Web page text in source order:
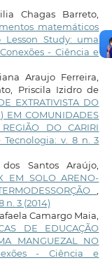
Chagas Barreto,
matemáticos
Study: uma
Conexões - Ciência e
Araujo Ferreira,
Priscila Izidro de
EXTRATIVISTA DO
EM COMUNIDADES
DO CARIRI
Tecnologia: v. 8 n. 3
Santos Araújo,
EM SOLO ARENO-
,
n. 3 (2014)
Camargo Maia,
DE EDUCAÇÃO
MANGUEZAL NO
- Ciência e